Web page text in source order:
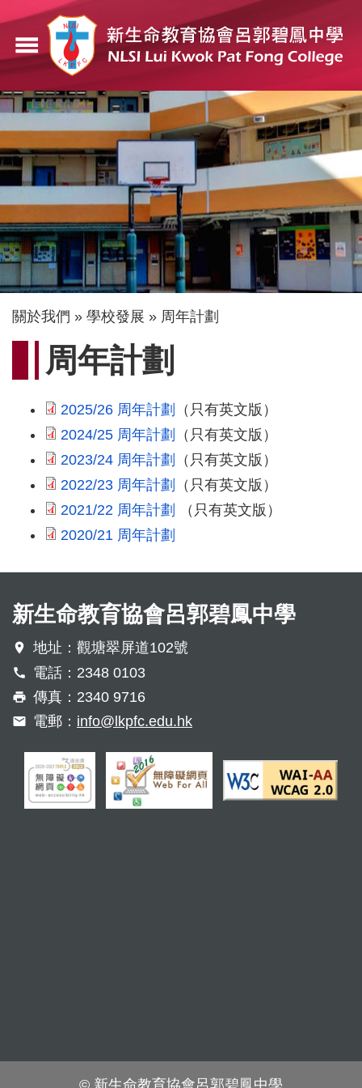
主
內
容
menu
導
航
關於我們 學校發展 周年計劃
周年計劃
2025/26 周年計劃
（只有英文版）
2024/25 周年計劃
（只有英文版）
2023/24 周年計劃
（只有英文版）
2022/23 周年計劃
（只有英文版）
2021/22 周年計劃
（只有英文版）
2020/21 周年計劃
新生命教育協會呂郭碧鳳中學
地址：觀塘翠屏道102號
電話：2348 0103
傳真：2340 9716
電郵： info@lkpfc.edu.hk
© 新生命教育協會呂郭碧鳳中學